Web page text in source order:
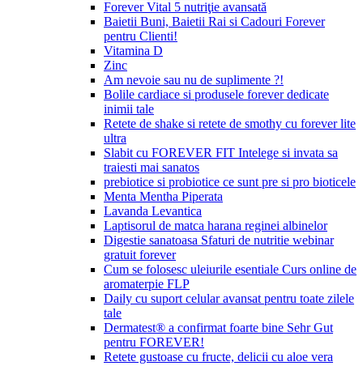
Forever Vital 5 nutriţie avansată
Baietii Buni, Baietii Rai si Cadouri Forever
pentru Clienti!
Vitamina D
Zinc
Am nevoie sau nu de suplimente ?!
Bolile cardiace si produsele forever dedicate
inimii tale
Retete de shake si retete de smothy cu forever lite
ultra
Slabit cu FOREVER FIT Intelege si invata sa
traiesti mai sanatos
prebiotice si probiotice ce sunt pre si pro bioticele
Menta Mentha Piperata
Lavanda Levantica
Laptisorul de matca harana reginei albinelor
Digestie sanatoasa Sfaturi de nutritie webinar
gratuit forever
Cum se folosesc uleiurile esentiale Curs online de
aromaterpie FLP
Daily cu suport celular avansat pentru toate zilele
tale
Dermatest® a confirmat foarte bine Sehr Gut
pentru FOREVER!
Retete gustoase cu fructe, delicii cu aloe vera